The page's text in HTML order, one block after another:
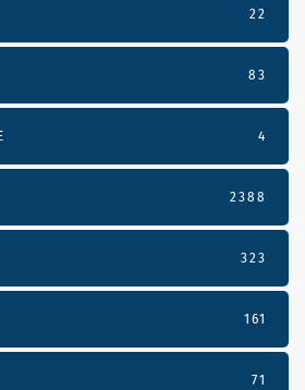
22
83
4
2388
323
161
71